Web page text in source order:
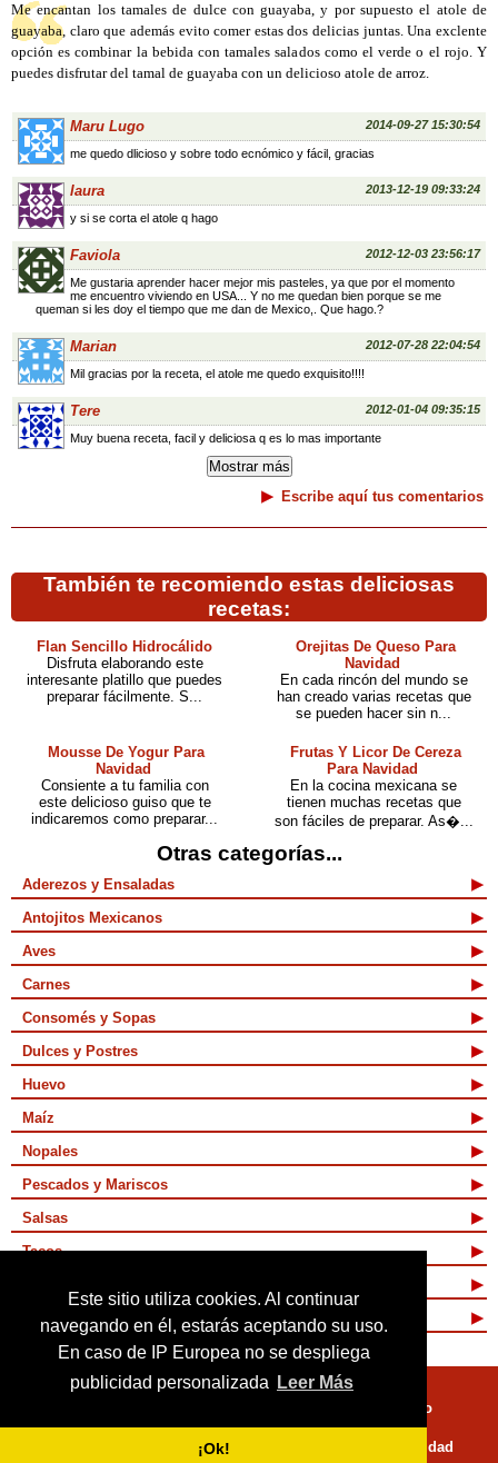
Este sitio utiliza cookies. Al continuar
navegando en él, estarás aceptando su uso.
En caso de IP Europea no se despliega
publicidad personalizada
Leer Más
¡Ok!
Me encantan los tamales de dulce con guayaba, y por supuesto el atole de
guayaba, claro que además evito comer estas dos delicias juntas. Una exclente
opción es combinar la bebida con tamales salados como el verde o el rojo. Y
puedes disfrutar del tamal de guayaba con un delicioso atole de arroz.
Maru Lugo 2014-09-27 15:30:54
me quedo dlicioso y sobre todo ecnómico y fácil, gracias
laura 2013-12-19 09:33:24
y si se corta el atole q hago
Faviola 2012-12-03 23:56:17
Me gustaria aprender hacer mejor mis pasteles, ya que por el momento
me encuentro viviendo en USA... Y no me quedan bien porque se me
queman si les doy el tiempo que me dan de Mexico,. Que hago.?
Marian 2012-07-28 22:04:54
Mil gracias por la receta, el atole me quedo exquisito!!!!
Tere 2012-01-04 09:35:15
Muy buena receta, facil y deliciosa q es lo mas importante
Escribe aquí tus comentarios
También te recomiendo estas deliciosas
recetas:
Flan Sencillo Hidrocálido
Disfruta elaborando este
interesante platillo que puedes
preparar fácilmente. S...
Orejitas De Queso Para
Navidad
En cada rincón del mundo se
han creado varias recetas que
se pueden hacer sin n...
Mousse De Yogur Para
Navidad
Consiente a tu familia con
este delicioso guiso que te
indicaremos como preparar...
Frutas Y Licor De Cereza
Para Navidad
En la cocina mexicana se
tienen muchas recetas que
son fáciles de preparar. As�...
Otras categorías...
Aderezos y Ensaladas
Antojitos Mexicanos
Aves
Carnes
Consomés y Sopas
Dulces y Postres
Huevo
Maíz
Nopales
Pescados y Mariscos
Salsas
Tacos
Vegetarianas
Términos de Uso
Políticas de Privacidad